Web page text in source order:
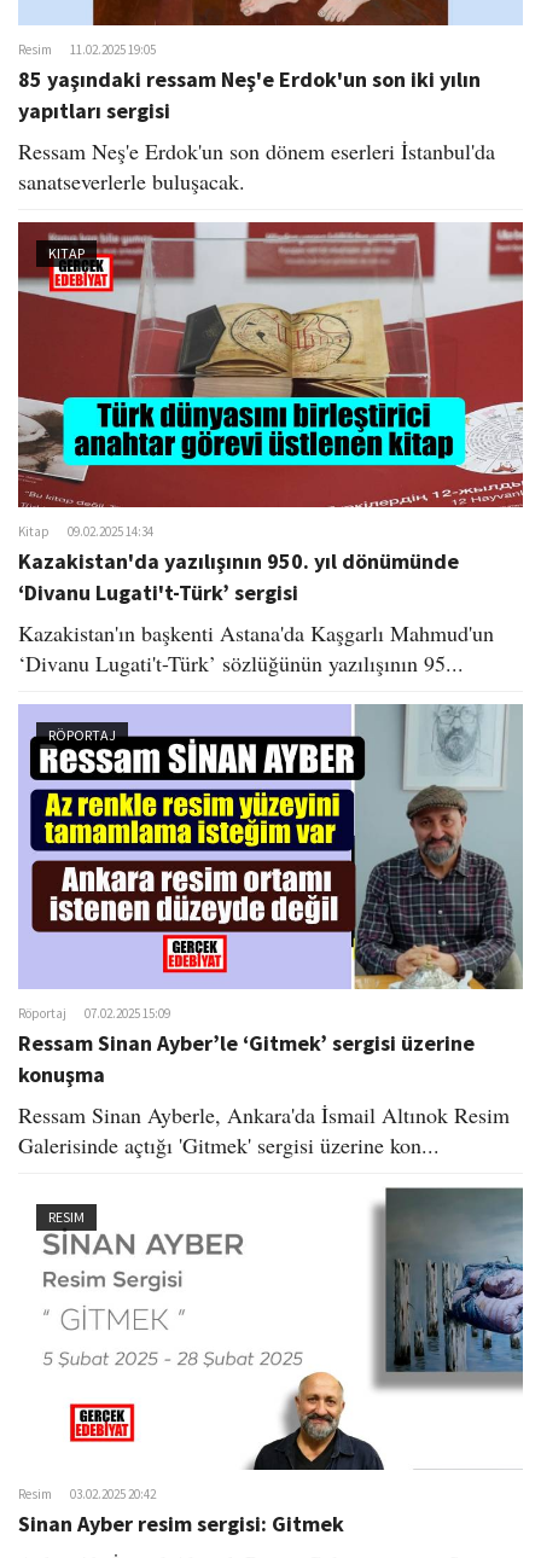
Resim 11.02.2025 19:05
85 yaşındaki ressam Neş'e Erdok'un son iki yılın
yapıtları sergisi
Ressam Neş'e Erdok'un son dönem eserleri İstanbul'da
sanatseverlerle buluşacak.
KITAP
Kitap 09.02.2025 14:34
Kazakistan'da yazılışının 950. yıl dönümünde
‘Divanu Lugati't-Türk’ sergisi
Kazakistan'ın başkenti Astana'da Kaşgarlı Mahmud'un
‘Divanu Lugati't-Türk’ sözlüğünün yazılışının 95...
RÖPORTAJ
Röportaj 07.02.2025 15:09
Ressam Sinan Ayber’le ‘Gitmek’ sergisi üzerine
konuşma
Ressam Sinan Ayberle, Ankara'da İsmail Altınok Resim
Galerisinde açtığı 'Gitmek' sergisi üzerine kon...
RESIM
Resim 03.02.2025 20:42
Sinan Ayber resim sergisi: Gitmek